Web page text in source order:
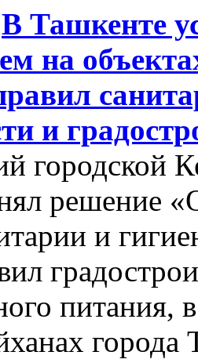
В Ташкенте
на
и
городской
решение
и
питания,
города